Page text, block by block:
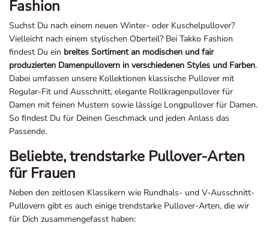
Suchst Du nach einem neuen Winter- oder Kuschelpullover?
Vielleicht nach einem stylischen Oberteil? Bei Takko Fashion
findest Du ein breites Sortiment an modischen und fair
produzierten Damenpullovern in verschiedenen Styles und Farben
Dabei umfassen unsere Kollektionen klassische Pullover mit
Regular-Fit und Ausschnitt, elegante Rollkragenpullover für
Damen mit feinen Mustern sowie lässige Longpullover für Damen.
So findest Du für Deinen Geschmack und jeden Anlass das
Passende.
für Frauen
Neben den zeitlosen Klassikern wie Rundhals- und V-Ausschnitt-
Pullovern gibt es auch einige trendstarke Pullover-Arten, die wir
für Dich zusammengefasst haben: